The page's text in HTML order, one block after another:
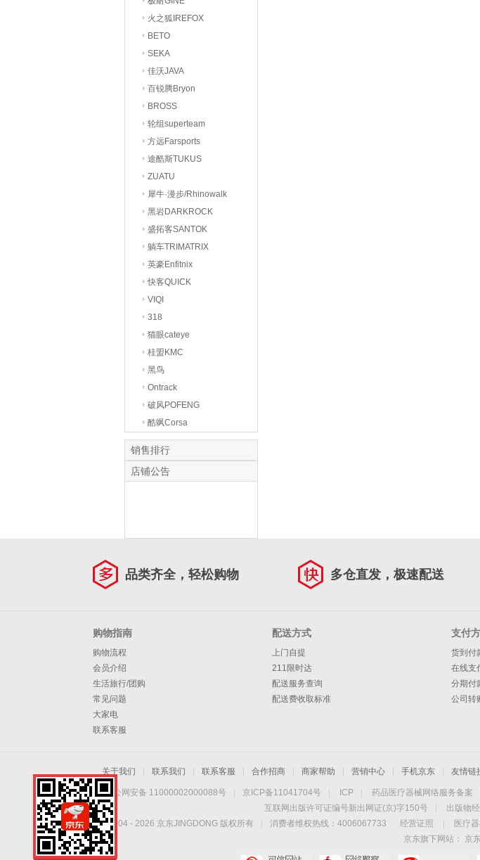
火之狐IREFOX
BETO
SEKA
佳沃JAVA
百锐腾Bryon
BROSS
轮组superteam
方远Farsports
途酷斯TUKUS
ZUATU
犀牛·漫步/Rhinowalk
黑岩DARKROCK
盛拓客SANTOK
躺车TRIMATRIX
英豪Enfitnix
快客QUICK
VIQI
318
猫眼cateye
桂盟KMC
黑鸟
Ontrack
破风POFENG
酷飒Corsa
销售排行
店铺公告
品类齐全，轻松购物 多仓直发，极速配送
购物指南
购物流程
会员介绍
生活旅行/团购
常见问题
大家电
联系客服
配送方式
上门自提
211限时达
配送服务查询
配送费收取标准
支付
货到付
在线支
分期付
公司转
关于我们 联系我们 联系客服 合作招商 商家帮助 营销中心 手机京东 友情链
京公网安备 11000002000088号 京ICP备11041704号 ICP 药品医疗器械网络服务备案
互联网出版许可证编号新出网证(京)字150号
出版物
Copyright © 2004 - 2026 京东JINGDONG 版权所有 消费者维权热线：4006067733 经营证照 医疗
京东旗下网站：
京
手机扫一扫，劲爆优